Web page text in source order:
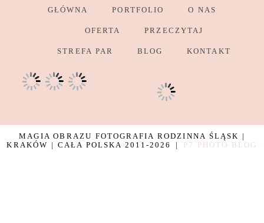
GŁÓWNA PORTFOLIO O NAS
OFERTA PRZECZYTAJ
STREFA PAR BLOG KONTAKT
MAGIA OBRAZU FOTOGRAFIA RODZINNA ŚLĄSK |
KRAKÓW | CAŁA POLSKA 2011-2026
| P7 PHOTO BLOG